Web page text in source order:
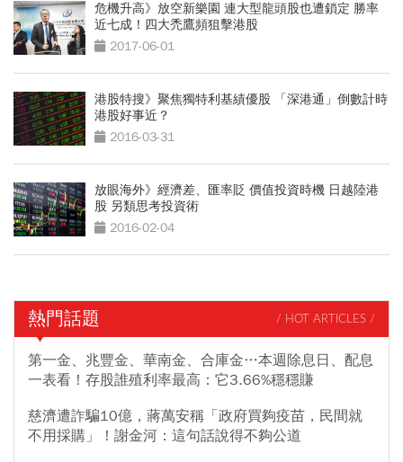
危機升高》放空新樂園 連大型龍頭股也遭鎖定 勝率
近七成！四大禿鷹頻狙擊港股
2017-06-01
港股特搜》聚焦獨特利基績優股 「深港通」倒數計時
港股好事近？
2016-03-31
放眼海外》經濟差、匯率貶 價值投資時機 日越陸港
股 另類思考投資術
2016-02-04
熱門話題 / HOT ARTICLES /
第一金、兆豐金、華南金、合庫金…本週除息日、配息
一表看！存股誰殖利率最高：它3.66%穩穩賺
慈濟遭詐騙10億，蔣萬安稱「政府買夠疫苗，民間就
不用採購」！謝金河：這句話說得不夠公道